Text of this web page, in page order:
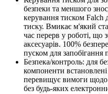
безпеки та меншого
керування тиском Falch
тиску. Вмикає м'який
час перерв у роботі, що
аксесуарів. 100%
пуском для
Безпека/контроль: для
компоненти
перевищує вимоги
без будь-яких